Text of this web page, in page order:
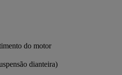
do motor
dianteira)